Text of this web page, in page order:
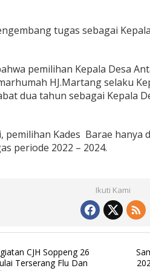
tugas sebagai
pemilihan Kepala Desa
HJ.Martang selaku
dua tahun sebagai Kepala
pemilihan Kades Barae hanya
periode 2022 – 2024.
Ikuti Kami
CJH Soppeng 26
Terserang Flu Dan